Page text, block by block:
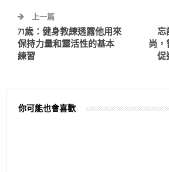
上一篇
71歲：健身教練透露他用來
保持力量和靈活性的基本
練習
忘
尚
促
你可能也會喜歡